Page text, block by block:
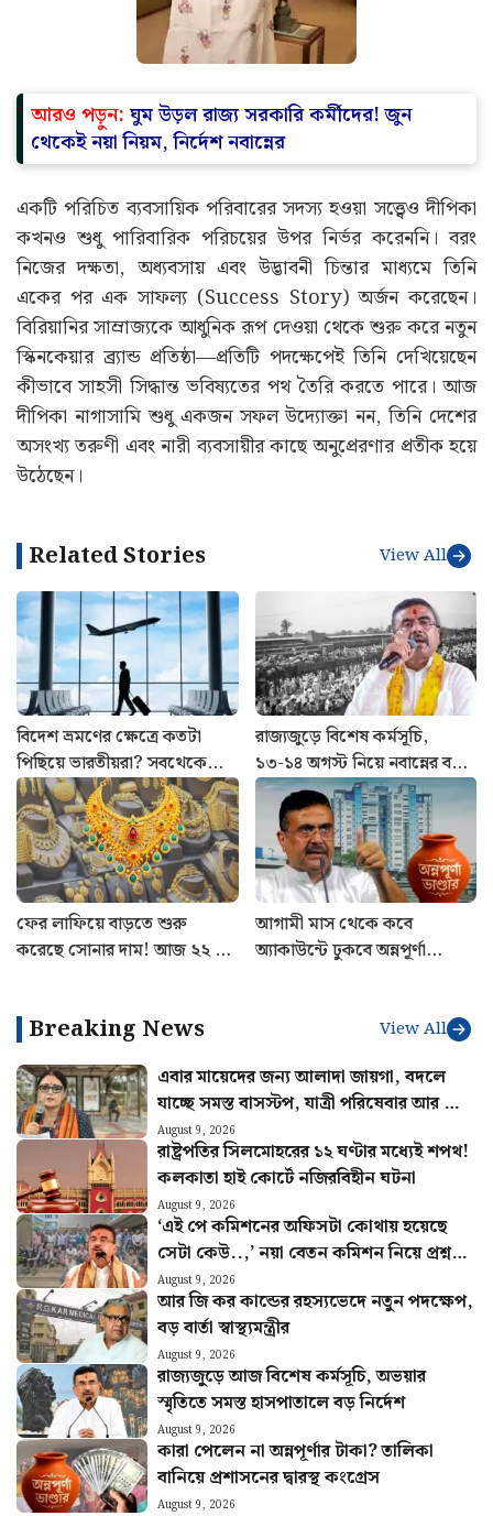
আরও পড়ুন:ঘুম উড়ল রাজ্য সরকারি কর্মীদের! জুন
থেকেই নয়া নিয়ম, নির্দেশ নবান্নের
একটি পরিচিত ব্যবসায়িক পরিবারের সদস্য হওয়া সত্ত্বেও দীপিকা
কখনও শুধু পারিবারিক পরিচয়ের উপর নির্ভর করেননি। বরং
নিজের দক্ষতা, অধ্যবসায় এবং উদ্ভাবনী চিন্তার মাধ্যমে তিনি
স্কিনকেয়ার ব্র্যান্ড প্রতিষ্ঠা—প্রতিটি পদক্ষেপেই তিনি দেখিয়েছেন
কীভাবে সাহসী সিদ্ধান্ত ভবিষ্যতের পথ তৈরি করতে পারে। আজ
দীপিকা নাগাসামি শুধু একজন সফল উদ্যোক্তা নন, তিনি দেশের
অসংখ্য তরুণী এবং নারী ব্যবসায়ীর কাছে অনুপ্রেরণার প্রতীক হয়ে
উঠেছেন।
Related Stories View All
বিদেশ ভ্রমণের ক্ষেত্রে কতটা
পিছিয়ে ভারতীয়রা? সবথেকে
চমকপ্রদ তথ্য
রাজ্যজুড়ে বিশেষ কর্মসূচি,
১৩-১৪ অগস্ট নিয়ে নবান্নের বড়
ফের লাফিয়ে বাড়তে শুরু
করেছে সোনার দাম! আজ ২২ ও
২৪ ক্যারেটের লেটেস্ট রেট জেনে
নিন
অ্যাকাউন্টে ঢুকবে অন্নপূর্ণা
যোজনার টাকা? বড় ঘোষণা
Breaking News View All
এবার মায়েদের জন্য আলাদা জায়গা, বদলে
যাচ্ছে সমস্ত বাসস্টপ, যাত্রী পরিষেবার আর কী
কী পরিবর্তন?
August 9, 2026
রাষ্ট্রপতির সিলমোহরের ১২ ঘণ্টার মধ্যেই শপথ!
কলকাতা হাই কোর্টে নজিরবিহীন ঘটনা
August 9, 2026
‘এই পে কমিশনের অফিসটা কোথায় হয়েছে
সেটা কেউ..,’ নয়া বেতন কমিশন নিয়ে প্রশ্ন
সরকারি কর্মীদের
August 9, 2026
আর জি কর কান্ডের রহস্যভেদে নতুন পদক্ষেপ,